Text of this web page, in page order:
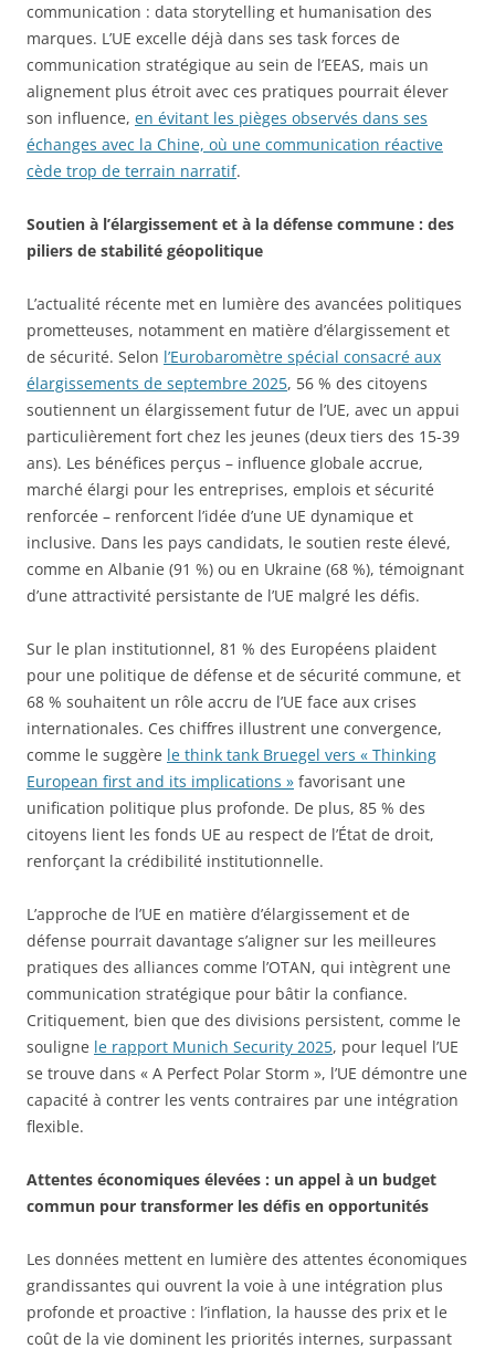
communication : data storytelling et humanisation des
marques. L’UE excelle déjà dans ses task forces de
communication stratégique au sein de l’EEAS, mais un
alignement plus étroit avec ces pratiques pourrait élever
son influence, en évitant les pièges observés dans ses
échanges avec la Chine, où une communication réactive
cède trop de terrain narratif.
Soutien à l’élargissement et à la défense commune : des
piliers de stabilité géopolitique
L’actualité récente met en lumière des avancées politiques
prometteuses, notamment en matière d’élargissement et
de sécurité. Selon l’Eurobaromètre spécial consacré aux
élargissements de septembre 2025, 56 % des citoyens
soutiennent un élargissement futur de l’UE, avec un appui
particulièrement fort chez les jeunes (deux tiers des 15-39
ans). Les bénéfices perçus – influence globale accrue,
marché élargi pour les entreprises, emplois et sécurité
renforcée – renforcent l’idée d’une UE dynamique et
inclusive. Dans les pays candidats, le soutien reste élevé,
comme en Albanie (91 %) ou en Ukraine (68 %), témoignant
d’une attractivité persistante de l’UE malgré les défis.
Sur le plan institutionnel, 81 % des Européens plaident
pour une politique de défense et de sécurité commune, et
68 % souhaitent un rôle accru de l’UE face aux crises
internationales. Ces chiffres illustrent une convergence,
comme le suggère le think tank Bruegel vers « Thinking
European first and its implications » favorisant une
unification politique plus profonde. De plus, 85 % des
citoyens lient les fonds UE au respect de l’État de droit,
renforçant la crédibilité institutionnelle.
L’approche de l’UE en matière d’élargissement et de
défense pourrait davantage s’aligner sur les meilleures
pratiques des alliances comme l’OTAN, qui intègrent une
communication stratégique pour bâtir la confiance.
Critiquement, bien que des divisions persistent, comme le
souligne le rapport Munich Security 2025, pour lequel l’UE
se trouve dans « A Perfect Polar Storm », l’UE démontre une
capacité à contrer les vents contraires par une intégration
flexible.
Attentes économiques élevées : un appel à un budget
commun pour transformer les défis en opportunités
Les données mettent en lumière des attentes économiques
grandissantes qui ouvrent la voie à une intégration plus
profonde et proactive : l’inflation, la hausse des prix et le
coût de la vie dominent les priorités internes, surpassant